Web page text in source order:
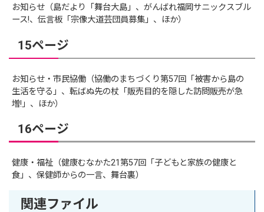
お知らせ（島だより「舞台大島」、がんばれ福岡サニックスブル
ース!、伝言板「宗像大道芸団員募集」、ほか）
15ページ
お知らせ・市民協働（協働のまちづくり第57回「被害から島の
生活を守る」、転ばぬ先の杖「販売目的を隠した訪問販売が急
増!」、ほか）
16ページ
健康・福祉（健康むなかた21第57回「子どもと家族の健康と
食」、保健師からの一言、舞台裏）
関連ファイル